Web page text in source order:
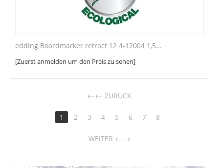
edding Boardmarker retract 12 4-12004 1,5...
[Zuerst anmelden um den Preis zu sehen]
← ZURÜCK
1 2 3 4 5 6 7 8
WEITER →